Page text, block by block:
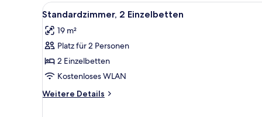
Alle
Fotos
für
Standardzimmer,
2 Einzelbetten
anzeigen
Ein Hotelzimmer mit großem
7
Standardzimmer, 2 Einzelbetten
19 m²
Platz für 2 Personen
2 Einzelbetten
Kostenloses WLAN
Weitere Details
Weitere